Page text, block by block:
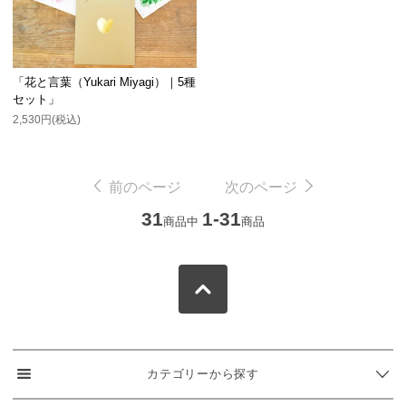
「花と言葉（Yukari Miyagi）｜5種
セット」
2,530円(税込)
前のページ 次のページ
31商品中 1-31商品
カテゴリーから探す